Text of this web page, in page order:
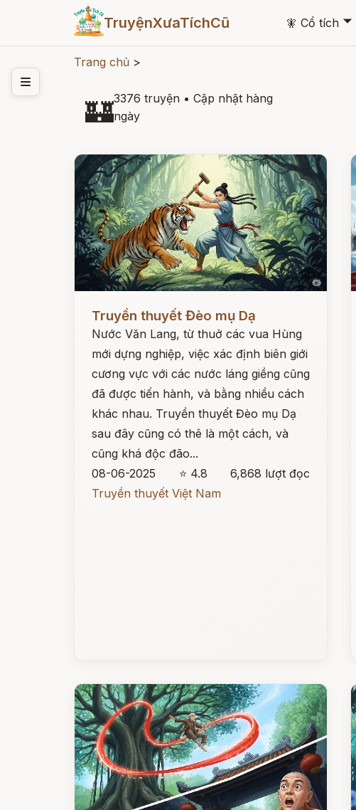
TruyệnXưaTíchCũ 🧚 Cổ tích 🞃
Trang chủ >
🏰3376 truyện • Cập nhật hàng
ngày
Đọc ngay
Truyền thuyết Đèo mụ Dạ
Nước Văn Lang, từ thuở các vua Hùng
mới dựng nghiệp, việc xác định biên giới
cương vực với các nước láng giềng cũng
đã được tiến hành, và bằng nhiều cách
khác nhau. Truyền thuyết Đèo mụ Dạ
sau đây cũng có thê là một cách, và
cũng khá độc đão...
08-06-2025
⭐ 4.8
6,868 lượt đọc
Truyền thuyết Việt Nam